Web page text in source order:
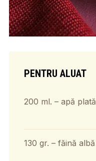
PENTRU ALUAT
200 ml. – apă plată
130 gr. – făină albă